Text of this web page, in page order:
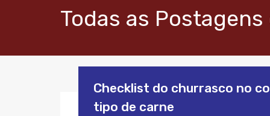
Todas as
Checklist do churrasco no
tipo de carne